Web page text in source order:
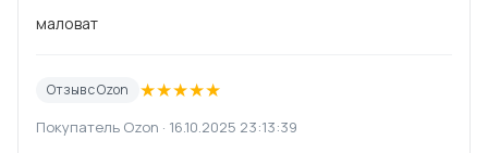
маловат
Отзыв с Ozon ★★★★★
Покупатель Ozon · 16.10.2025 23:13:39